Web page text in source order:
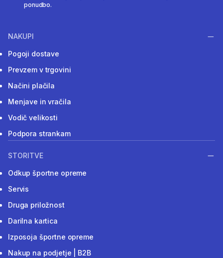
ponudbo.
NAKUPI
Pogoji dostave
Prevzem v trgovini
Načini plačila
Menjave in vračila
Vodič velikosti
Podpora strankam
STORITVE
Odkup športne opreme
Servis
Druga priložnost
Darilna kartica
Izposoja športne opreme
Nakup na podjetje | B2B